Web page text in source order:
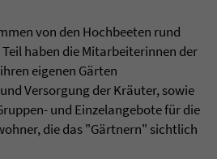
von den Hochbeeten rund
haben die Mitarbeiterinnen der
eigenen Gärten
Versorgung der Kräuter, sowie
und Einzelangebote für die
die das "Gärtnern" sichtlich